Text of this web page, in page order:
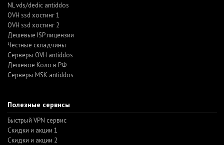
NL vds/dedic antiddos
OVH ssd хостинг 1
OVH ssd хостинг 2
Дешевые ISP лицензии
Честные складчины
Серверы OVH antiddos
Дешевое Коло в РФ
Серверы MSK antiddos
Полезные сервисы
Быстрый VPN сервис
Скидки и акции 1
Скидки и акции 2